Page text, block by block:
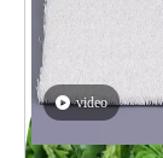
video